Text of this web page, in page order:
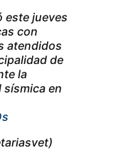
este jueves
con
atendidos
de
la
sísmica en